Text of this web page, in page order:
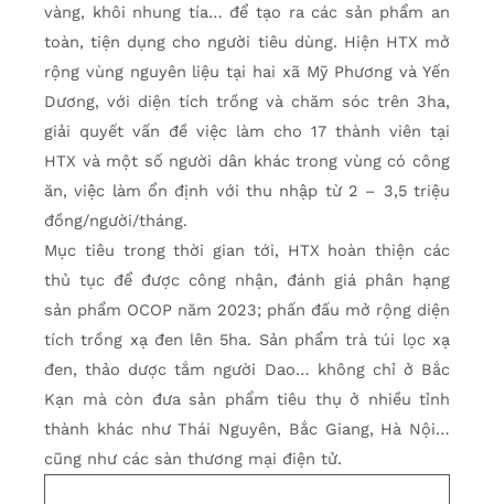
vàng, khôi nhung tía… để tạo ra các sản phẩm an
toàn, tiện dụng cho người tiêu dùng. Hiện HTX mở
rộng vùng nguyên liệu tại hai xã Mỹ Phương và Yến
Dương, với diện tích trồng và chăm sóc trên 3ha,
giải quyết vấn đề việc làm cho 17 thành viên tại
HTX và một số người dân khác trong vùng có công
ăn, việc làm ổn định với thu nhập từ 2 – 3,5 triệu
đồng/người/tháng.
Mục tiêu trong thời gian tới, HTX hoàn thiện các
thủ tục để được công nhận, đánh giá phân hạng
sản phẩm OCOP năm 2023; phấn đấu mở rộng diện
tích trồng xạ đen lên 5ha. Sản phẩm trà túi lọc xạ
đen, thảo dược tắm người Dao… không chỉ ở Bắc
Kạn mà còn đưa sản phẩm tiêu thụ ở nhiều tỉnh
thành khác như Thái Nguyên, Bắc Giang, Hà Nội…
cũng như các sàn thương mại điện tử.